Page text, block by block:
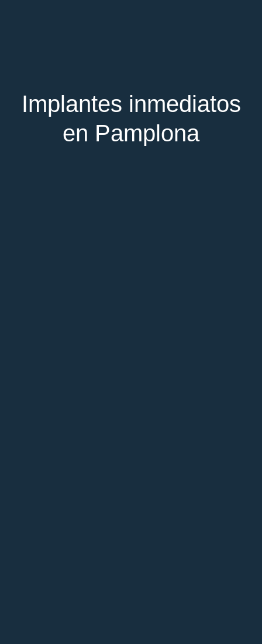
Implantes inmediatos
en Pamplona